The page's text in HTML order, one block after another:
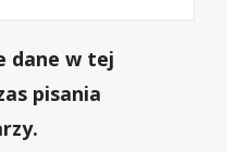
dane w tej
pisania